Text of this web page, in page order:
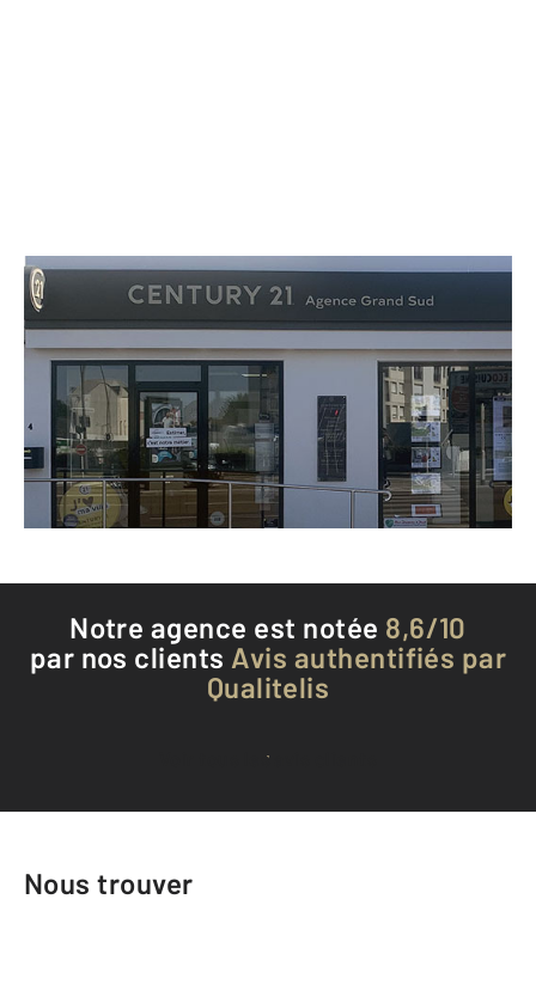
CENTURY 21 Agence Grand Sud
4 boulevard de Chinon
JOUE LES TOURS - 37300
Envoyer un message
Téléphoner à l'agence
Notre agence est notée 8,6/10
par nos clients Avis authentifiés par
Qualitelis
Voir tous les avis clients
Nous trouver